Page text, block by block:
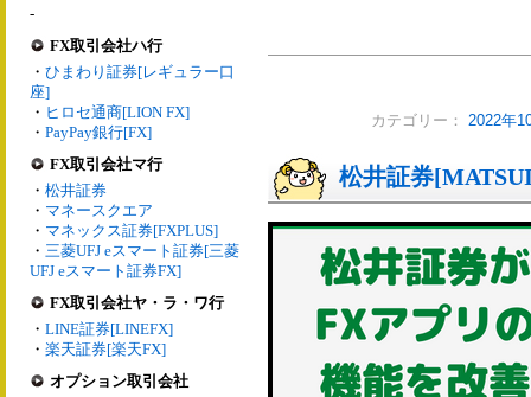
-
FX取引会社ハ行
・ ひまわり証券[レギュラー口
座]
・ ヒロセ通商[LION FX]
・ PayPay銀行[FX]
FX取引会社マ行
・ 松井証券
・ マネースクエア
・ マネックス証券[FXPLUS]
・ 三菱UFJ eスマート証券[三菱
UFJ eスマート証券FX]
FX取引会社ヤ・ラ・ワ行
・ LINE証券[LINEFX]
・ 楽天証券[楽天FX]
オプション取引会社
カテゴリー： 2022年
松井証券